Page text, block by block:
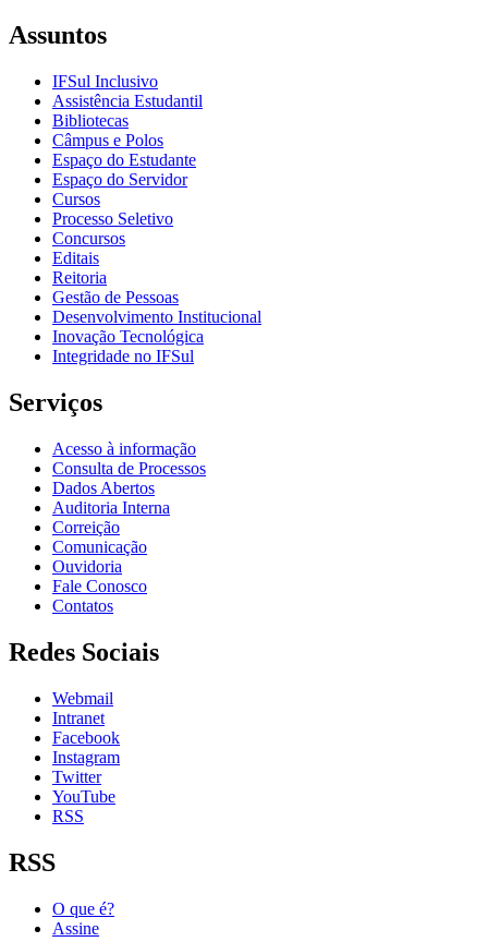
Assuntos
IFSul Inclusivo
Assistência Estudantil
Bibliotecas
Câmpus e Polos
Espaço do Estudante
Espaço do Servidor
Cursos
Processo Seletivo
Concursos
Editais
Reitoria
Gestão de Pessoas
Desenvolvimento Institucional
Inovação Tecnológica
Integridade no IFSul
Serviços
Acesso à informação
Consulta de Processos
Dados Abertos
Auditoria Interna
Correição
Comunicação
Ouvidoria
Fale Conosco
Contatos
Redes Sociais
Webmail
Intranet
Facebook
Instagram
Twitter
YouTube
RSS
RSS
O que é?
Assine